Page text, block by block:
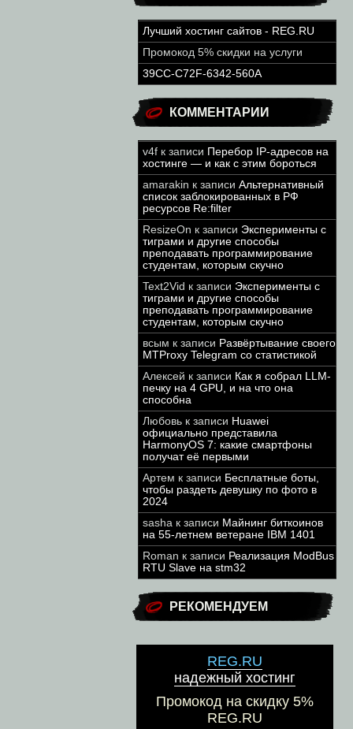
Лучший хостинг сайтов - REG.RU
Промокод 5% скидки на услуги
39CC-C72F-6342-560A
КОММЕНТАРИИ
v4f к записи Перебор IP-адресов на
хостинге — и как с этим бороться
amarakin к записи Альтернативный
список заблокированных в РФ
ресурсов Re:filter
ResizeOn к записи Эксперименты с
тиграми и другие способы
преподавать программирование
студентам, которым скучно
Text2Vid к записи Эксперименты с
тиграми и другие способы
преподавать программирование
студентам, которым скучно
всым к записи Развёртывание своего
MTProxy Telegram со статистикой
Алексей к записи Как я собрал LLM-
печку на 4 GPU, и на что она
способна
Любовь к записи Huawei
официально представила
HarmonyOS 7: какие смартфоны
получат её первыми
Артем к записи Бесплатные боты,
чтобы раздеть девушку по фото в
2024
sasha к записи Майнинг биткоинов
на 55-летнем ветеране IBM 1401
Roman к записи Реализация ModBus
RTU Slave на stm32
РЕКОМЕНДУЕМ
REG.RU
надежный хостинг
Промокод на скидку 5%
REG.RU